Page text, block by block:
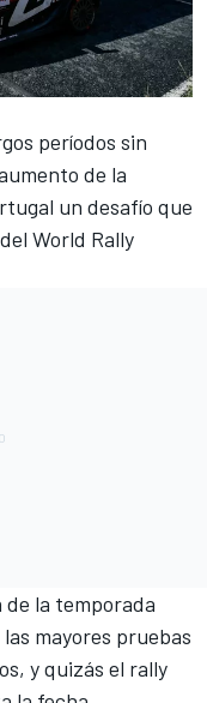
períodos sin
de la
un desafío que
World Rally
la temporada
mayores pruebas
y quizás el rally